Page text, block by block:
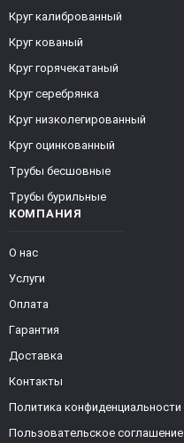
КОМПАНИЯ
О нас
Услуги
Оплата
Гарантия
Доставка
Контакты
Политика конфиденциальности
Пользовательское соглашение
Круг калиброванный
Круг кованый
Круг горячекатаный
Круг серебрянка
Круг низколегированный
Круг оцинкованный
Трубы бесшовные
Трубы бурильные